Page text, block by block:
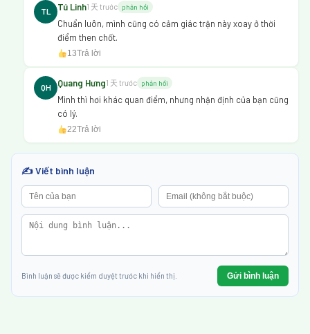
TL Tú Linh1 天 trước phản hồi
Chuẩn luôn, mình cũng có cảm giác trận này xoay ở thời
điểm then chốt.
13Trả lời
QH Quang Hưng1 天 trước phản hồi
Mình thì hơi khác quan điểm, nhưng nhận định của bạn cũng
có lý.
22Trả lời
✍️ Viết bình luận
Bình luận sẽ được kiểm duyệt trước khi hiển thị. Gửi bình luận